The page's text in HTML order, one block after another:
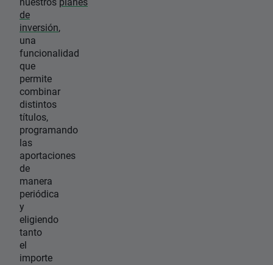
de
inversión,
una
funcionalidad
que
permite
combinar
distintos
títulos,
programando
las
aportaciones
de
manera
periódica
y
eligiendo
tanto
el
importe